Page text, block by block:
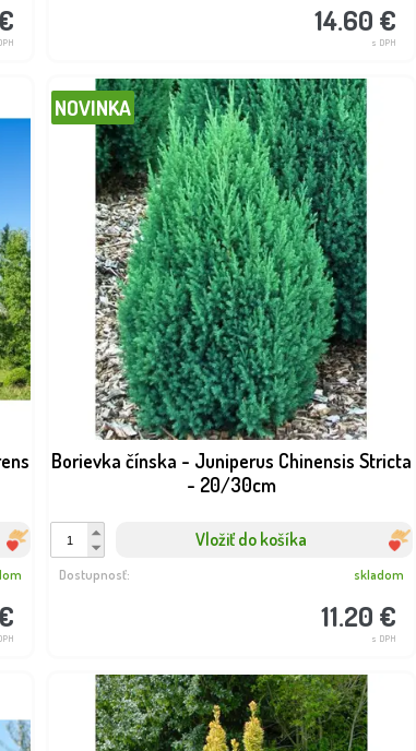
lekársky - Prunus
laurocerasus ´Elly´...
skladom
19.50 €
Vavrínovec
laurocerasus
Dostupnosť:
s DPH
14.60 €
s DPH
Borievka čínska - Juniperus Chinensis Stricta
- 20/30cm
NOVINKA
Vložiť do košíka
11.20 €
s DPH
Dostupnosť: skladom